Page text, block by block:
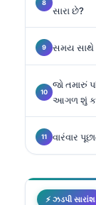
સારા છે?
સમય સાથે
જો તમારું
આગળ શું
વારંવાર
⚡ ઝડપી સારાંશ